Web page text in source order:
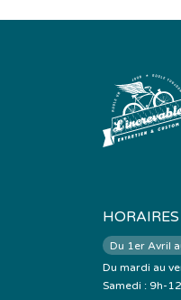
HORAIRES
Du 1er Avril
Du mardi au
Samedi : 9h-